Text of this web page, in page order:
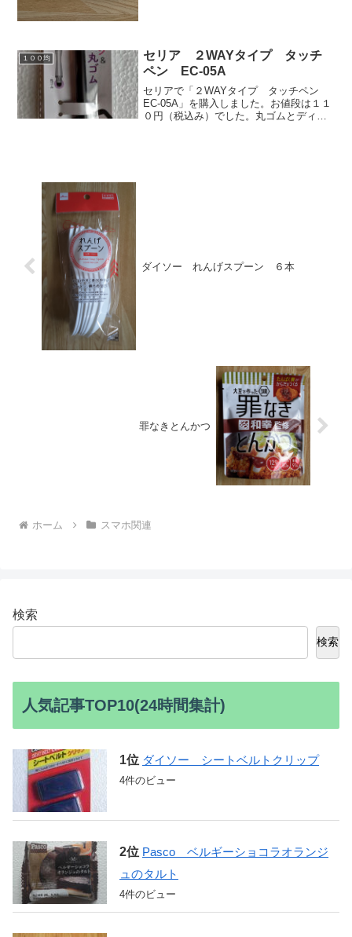
１００均
セリア ２WAYタイプ タッチ
ペン EC-05A
セリアで「２WAYタイプ タッチペン
EC-05A」を購入しました。お値段は１１
０円（税込み）でした。丸ゴムとディス
ダイソー れんげスプーン ６本
罪なきとんかつ
ホーム スマホ関連
検索
検索
人気記事TOP10(24時間集計)
ダイソー シートベルトクリップ
4件のビュー
Pasco ベルギーショコラオランジ
ュのタルト
4件のビュー